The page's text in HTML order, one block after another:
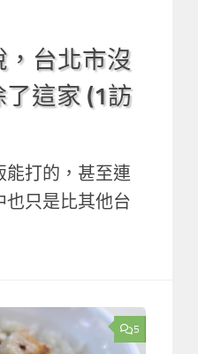
，台北市沒
這家 (1訪
能打的，甚至連
也只是比其他台
5